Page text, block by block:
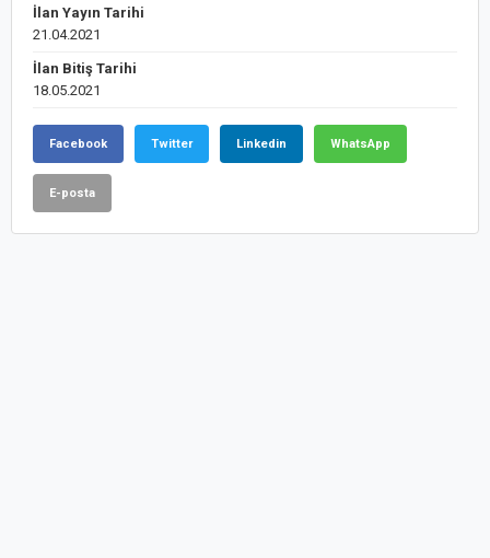
İlan Yayın Tarihi
21.04.2021
İlan Bitiş Tarihi
18.05.2021
Facebook Twitter Linkedin WhatsApp
E-posta